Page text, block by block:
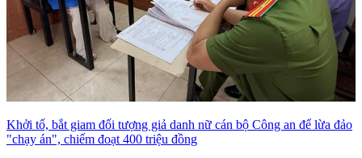
Khởi tố, bắt giam đối tượng giả danh nữ cán bộ Công an để lừa đảo
"chạy án", chiếm đoạt 400 triệu đồng